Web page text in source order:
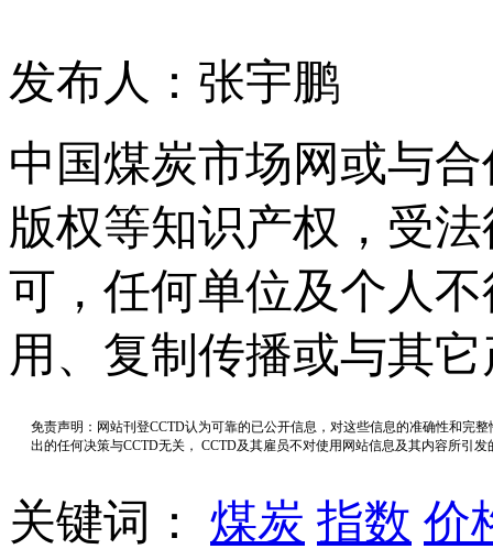
发布人：张宇鹏
中国煤炭市场网或与
版权等知识产权，受
可，任何单位及个人
用、复制传播或与其
免责声明：网站刊登CCTD认为可靠的已公开信息，对这些信息的准确性和完
出的任何决策与CCTD无关， CCTD及其雇员不对使用网站信息及其内容所引
关键词： 煤炭 指数 价